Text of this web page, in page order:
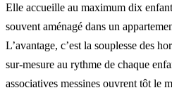
Elle accueille au maximum dix
souvent aménagé dans un
L’avantage, c’est la souplesse des
sur-mesure au rythme de chaque
associatives messines ouvrent tôt le